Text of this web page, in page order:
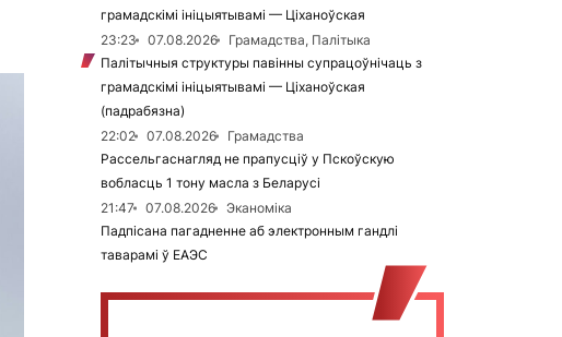
грамадскімі ініцыятывамі — Ціханоўская
23:23
07.08.2026
Грамадства, Палітыка
Палітычныя структуры павінны супрацоўнічаць з
грамадскімі ініцыятывамі — Ціханоўская
(падрабязна)
22:02
07.08.2026
Грамадства
Рассельгаснагляд не прапусціў у Пскоўскую
вобласць 1 тону масла з Беларусі
21:47
07.08.2026
Эканоміка
Падпісана пагадненне аб электронным гандлі
таварамі ў ЕАЭС